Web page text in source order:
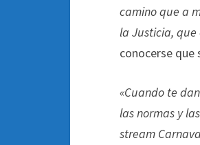
camino que a
la Justicia,
conocerse que
«Cuando te
las normas y
stream